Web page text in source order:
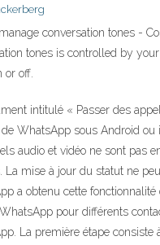
conversation tones -
tones is controlled by
or off.
intitulé « Passer des
WhatsApp sous Android ou
audio et vidéo ne sont pas
La mise à jour du statut ne
a obtenu cette
WhatsApp pour différents
La première étape consiste